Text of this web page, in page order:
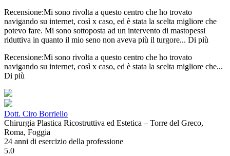
Recensione:Mi sono rivolta a questo centro che ho trovato
navigando su internet, così x caso, ed è stata la scelta migliore che
potevo fare. Mi sono sottoposta ad un intervento di mastopessi
riduttiva in quanto il mio seno non aveva più il turgore... Di più
Recensione:Mi sono rivolta a questo centro che ho trovato
navigando su internet, così x caso, ed è stata la scelta migliore che...
Di più
Dott. Ciro Borriello
Chirurgia Plastica Ricostruttiva ed Estetica – Torre del Greco,
Roma, Foggia
24 anni di esercizio della professione
5.0